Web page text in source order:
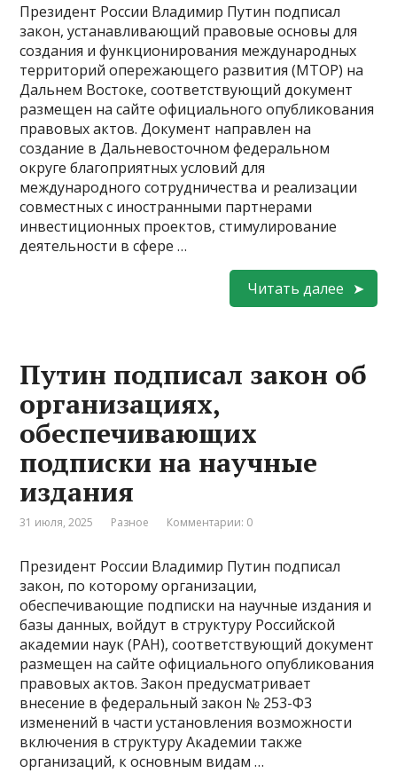
Президент России Владимир Путин подписал
закон, устанавливающий правовые основы для
создания и функционирования международных
территорий опережающего развития (МТОР) на
Дальнем Востоке, соответствующий документ
размещен на сайте официального опубликования
правовых актов. Документ направлен на
создание в Дальневосточном федеральном
округе благоприятных условий для
международного сотрудничества и реализации
совместных с иностранными партнерами
инвестиционных проектов, стимулирование
деятельности в сфере …
Читать далее
Путин подписал закон об
организациях,
обеспечивающих
подписки на научные
издания
31 июля, 2025 Разное Комментарии: 0
Президент России Владимир Путин подписал
закон, по которому организации,
обеспечивающие подписки на научные издания и
базы данных, войдут в структуру Российской
академии наук (РАН), соответствующий документ
размещен на сайте официального опубликования
правовых актов. Закон предусматривает
внесение в федеральный закон № 253-Ф3
изменений в части установления возможности
включения в структуру Академии также
организаций, к основным видам …